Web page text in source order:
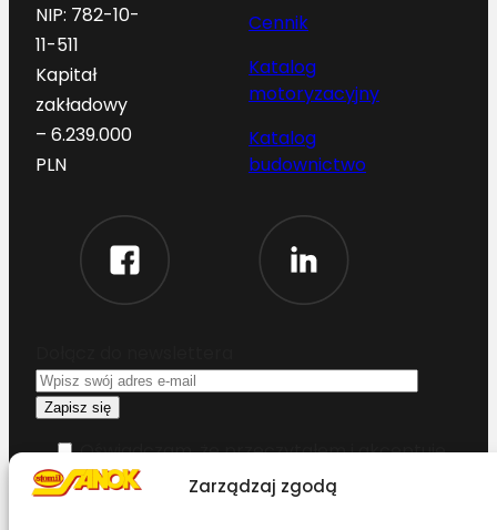
Zarządzaj zgodą
NIP: 782-10-
11-511
Kapitał
zakładowy
– 6.239.000
PLN
Cennik
Katalog
motoryzacyjny
Katalog
budownictwo
Oświadczam, że przeczytałem i akceptuję
warunki korzystania z serwisu